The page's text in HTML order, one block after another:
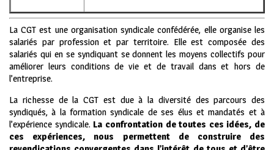
La CGT est une organisation syndicale confédérée, elle organise les
salariés par profession et par territoire. Elle est composée des
salariés qui en se syndiquant se donnent les moyens collectifs pour
améliorer leurs conditions de vie et de travail dans et hors de
l’entreprise.
La richesse de la CGT est due à la diversité des parcours des
syndiqués, à la formation syndicale de ses élus et mandatés et à
l’expérience syndicale. La confrontation de toutes ces idées, de
ces expériences, nous permettent de construire des